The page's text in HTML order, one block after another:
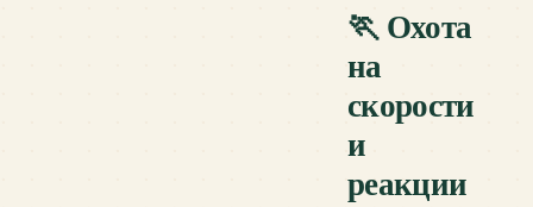
🏃 Охота
на
скорости
и
реакции